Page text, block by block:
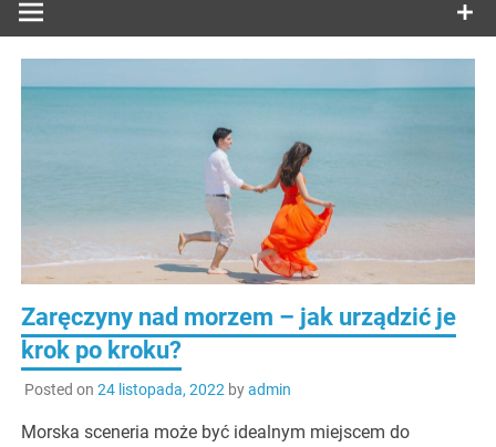
Zaręczyny nad morzem – jak urządzić je
krok po kroku?
Posted on 24 listopada, 2022 byadmin
Morska sceneria może być idealnym miejscem do